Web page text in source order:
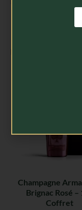
Champagne
Brignac Rosé –
Coffret